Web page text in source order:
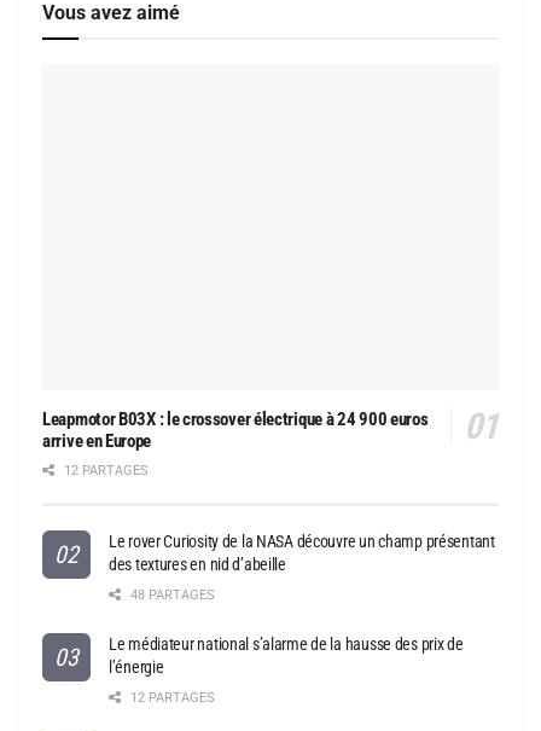
Vous avez aimé
Leapmotor B03X : le crossover électrique à 24 900 euros
arrive en Europe
12 PARTAGES
Le rover Curiosity de la NASA découvre un champ présentant
des textures en nid d’abeille
48 PARTAGES
Le médiateur national s’alarme de la hausse des prix de
l’énergie
12 PARTAGES